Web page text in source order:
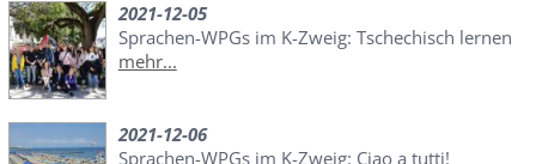
2021-12-05
Sprachen-WPGs im K-Zweig: Tschechisch lernen
mehr...
2021-12-06
Sprachen-WPGs im K-Zweig: Ciao a tutti!